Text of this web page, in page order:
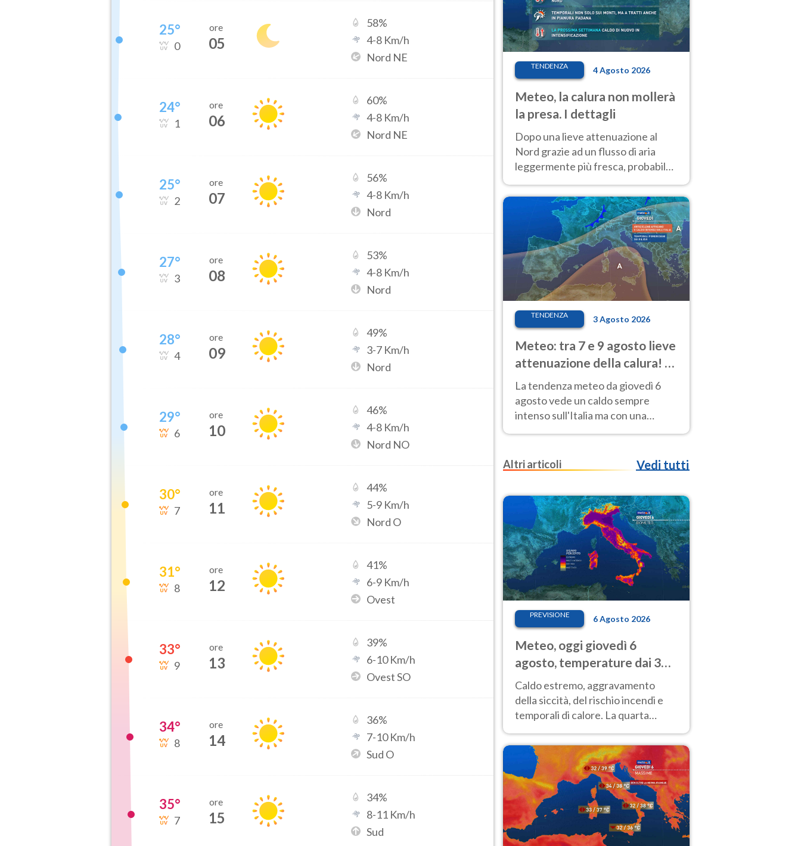
25°
0
ore
05
58%
4-8 Km/h
Nord NE
24°
1
ore
06
60%
4-8 Km/h
Nord NE
25°
2
ore
07
56%
4-8 Km/h
Nord
27°
3
ore
08
53%
4-8 Km/h
Nord
28°
4
ore
09
49%
3-7 Km/h
Nord
29°
6
ore
10
46%
4-8 Km/h
Nord NO
30°
7
ore
11
44%
5-9 Km/h
Nord O
31°
8
ore
12
41%
6-9 Km/h
Ovest
33°
9
ore
13
39%
6-10Km/h
Ovest SO
34°
8
ore
14
36%
7-10Km/h
Sud O
35°
7
ore
15
34%
8-11 Km/h
Sud
TENDENZA 4 Agosto 2026
Meteo, la calura non mollerà
la presa. I dettagli
Dopo una lieve attenuazione al
Nord grazie ad un flusso di aria
leggermente più fresca, probabile
africano entro Ferragosto
TENDENZA 3 Agosto 2026
Meteo: tra 7 e 9 agosto lieve
attenuazione della calura! Al
Nord rischio temporali
La tendenza meteo da giovedì 6
agosto vede un caldo sempre
intenso sull'Italia ma con una
parziale e lieve attenuazione tra il 7
Altri articoli
Vedi tutti
PREVISIONE 6 Agosto 2026
Meteo, oggi giovedì 6
agosto, temperature dai 33
ai 40 gradi
Caldo estremo, aggravamento
della siccità, del rischio incendi e
temporali di calore. La quarta
tregua e durerà fino Ferragosto